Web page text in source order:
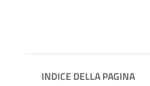
INDICE DELLA PAGINA